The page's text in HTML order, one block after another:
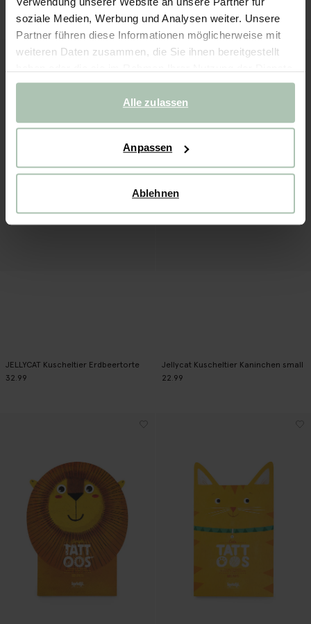
soziale Medien, Werbung und Analysen weiter. Unsere
Partner führen diese Informationen möglicherweise mit
weiteren Daten zusammen, die Sie ihnen bereitgestellt
gesammelt haben.
Alle zulassen
Anpassen
Ablehnen
32.99 27.99
JELLYCAT Kuscheltier Erdbeertorte
32.99
Jellycat Kuscheltier Kaninchen small
22.99